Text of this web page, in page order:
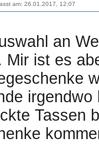
am: 26.01.2017, 12:07
an
Mir ist es
Tassen